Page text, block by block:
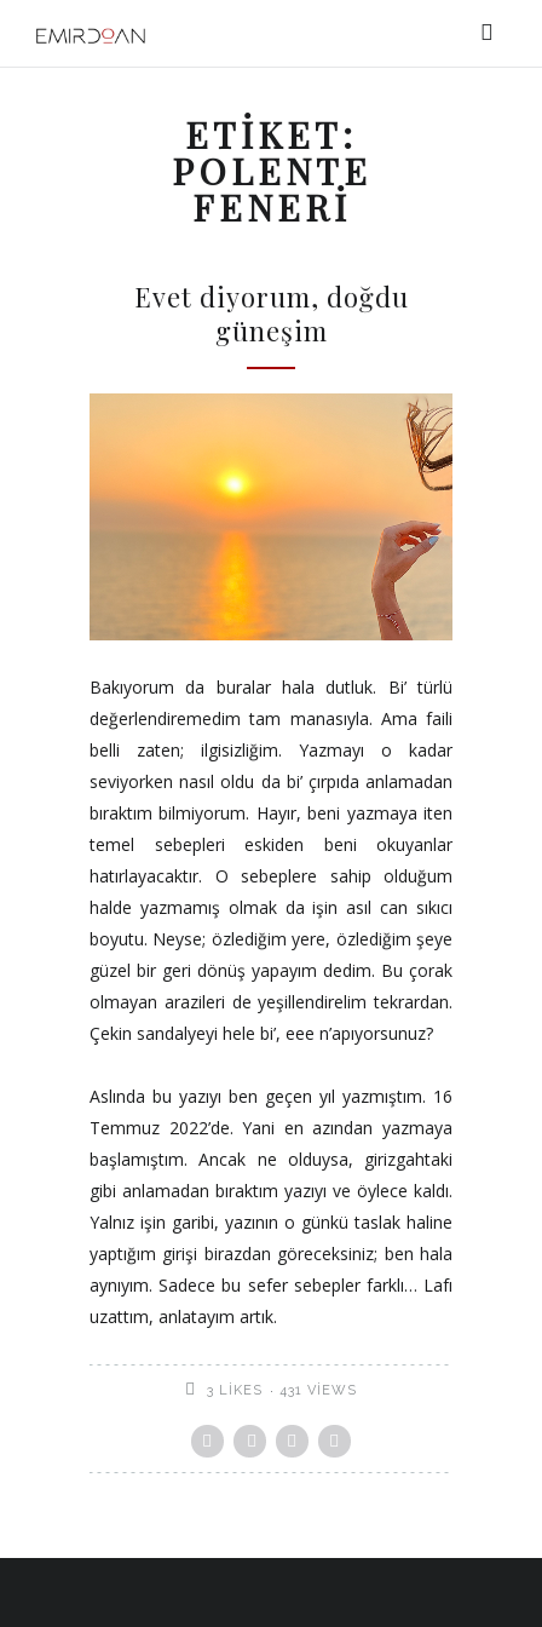
ETIKET:
POLENTE
FENERI
Evet diyorum, doğdu
güneşim
Bakıyorum da buralar hala dutluk. Bi’ türlü
değerlendiremedim tam manasıyla. Ama faili
belli zaten; ilgisizliğim. Yazmayı o kadar
seviyorken nasıl oldu da bi’ çırpıda anlamadan
bıraktım bilmiyorum. Hayır, beni yazmaya iten
temel sebepleri eskiden beni okuyanlar
hatırlayacaktır. O sebeplere sahip olduğum
halde yazmamış olmak da işin asıl can sıkıcı
boyutu. Neyse; özlediğim yere, özlediğim şeye
güzel bir geri dönüş yapayım dedim. Bu çorak
olmayan arazileri de yeşillendirelim tekrardan.
Çekin sandalyeyi hele bi’, eee n’apıyorsunuz?
Aslında bu yazıyı ben geçen yıl yazmıştım. 16
Temmuz 2022’de. Yani en azından yazmaya
başlamıştım. Ancak ne olduysa, girizgahtaki
gibi anlamadan bıraktım yazıyı ve öylece kaldı.
Yalnız işin garibi, yazının o günkü taslak haline
yaptığım girişi birazdan göreceksiniz; ben hala
aynıyım. Sadece bu sefer sebepler farklı… Lafı
uzattım, anlatayım artık.
3 LIKES 431 VIEWS